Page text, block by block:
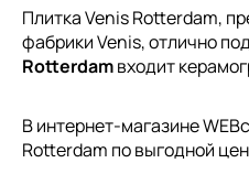
Плитка Venis Rotterdam,
фабрики Venis, отлично
Rotterdamвходит
В интернет-магазине
Rotterdam по выгодной